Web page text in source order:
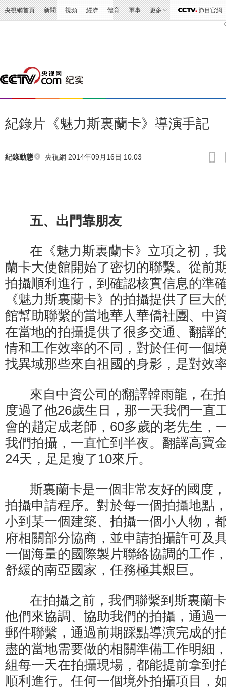
央視網首頁 新聞 視頻 經濟 體育 軍事 更多 節目官網
紀錄片《魅力斯裏蘭卡》導演手記
紀錄動態 央視網 2014年09月16日 10:03
五、出門靠朋友
在《魅力斯裏蘭卡》立項之初，我
蘭卡大使館開始了密切的聯繫。從前
拍攝順利進行，到確認核實信息的準
《魅力斯裏蘭卡》的拍攝提供了巨大
館幫助聯繫的當地華人華僑社團、中
在當地的拍攝提供了很多交通、翻譯
情和工作效率的不同，對於任何一個
找異域那些來自祖國的身影，是對效
來自中資公司的翻譯韓雨龍，在拍
度過了他26歲生日，那一天我們一直
會的趙定成老師，60多歲的老先生，
我們拍攝，一直忙到半夜。翻譯高寶
24天，足足瘦了10來斤。
斯裏蘭卡是一個非常友好的國度，
拍攝申請程序。對於每一個拍攝地點
小到某一個建築、拍攝一個小人物，
府相關部分協商，並申請拍攝許可及
一個海量的國際製片聯絡協調的工作
舒緩的南亞國家，任務極其艱巨。
在拍攝之前，我們聯繫到斯裏蘭卡
他們來協調、協助我們的拍攝，通過
郵件聯繫，通過前期踩點導演完成的
盡的當地需要做的相關準備工作明細
組每一天在拍攝現場，都能提前拿到
順利進行。任何一個境外拍攝項目，